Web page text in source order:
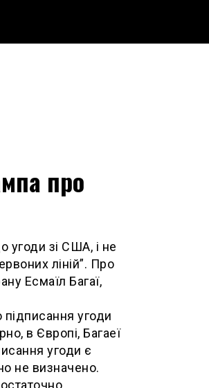
про
угоди зі США, і не
ліній”. Про
Есмаїл Багаї,
угоди
в Європі, Багаеї
угоди є
не визначено.